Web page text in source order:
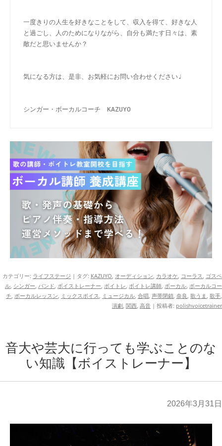
一度きりの人生を好きなことをして、収入を得て、好きな人
と過ごし、人のためになりながら、自分も満たす日々は、素
敵だと思いませんか？
気になる方は、是非、お気軽にお問い合わせください♩
シンガー・ボーカルコーチ　KAZUYO
カテゴリー: ライフステージ | タグ: KAZUYO オーディション カラオケ コーラス ゴスペ
ル シンガー バンド ボイストレーナー ボイトレ ボイトレ講師 ボーカル ボーカルコー
チ ボーカルレッスン ミックスボイス ミュージカル 合唱 声帯閉鎖 奈良 歌うま 歌手
演劇 関西 高音 | 投稿者: polishvoicetrainer
音大や芸大に行っても学ぶことのな
い知識【ボイストレーナー】
2026年3月31日